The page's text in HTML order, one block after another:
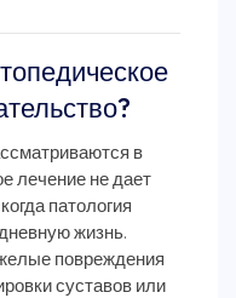
в
лечение не дает
патология
жизнь.
повреждения
суставов или